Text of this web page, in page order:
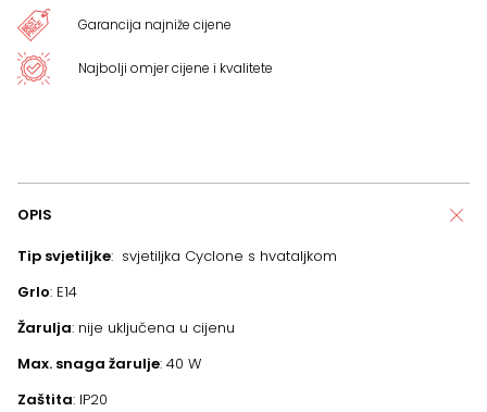
Garancija najniže cijene
Najbolji omjer cijene i kvalitete
OPIS
Tip svjetiljke: svjetiljka Cyclone s hvataljkom
Grlo: E14
Žarulja: nije uključena u cijenu
Max. snaga žarulje: 40 W
Zaštita: IP20